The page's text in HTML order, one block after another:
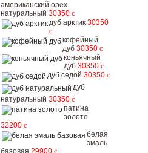
американский орех
натуральный 30350 c
дуб арктик 30350
c
кофейный
дуб 30350 c
коньячный
дуб 30350 c
дуб седой 30350 c
дуб
натуральный 30350 c
патина
золото
32200 c
белая
эмаль
базовая 29900 c